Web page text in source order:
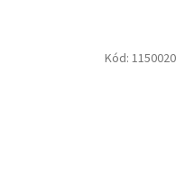
Kód: 1150020